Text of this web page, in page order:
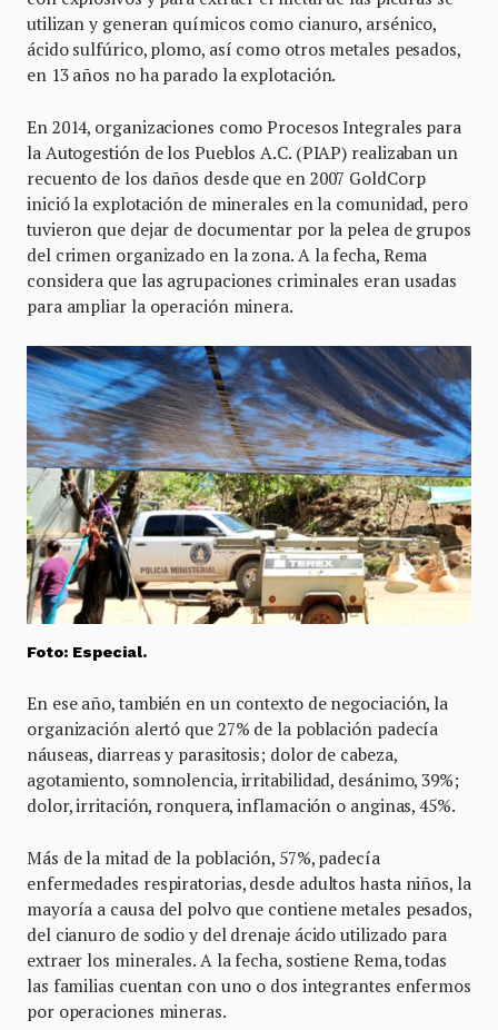
utilizan y generan químicos como cianuro, arsénico,
ácido sulfúrico, plomo, así como otros metales pesados,
en 13 años no ha parado la explotación.
En 2014, organizaciones como Procesos Integrales para
la Autogestión de los Pueblos A.C. (PIAP) realizaban un
recuento de los daños desde que en 2007 GoldCorp
inició la explotación de minerales en la comunidad, pero
tuvieron que dejar de documentar por la pelea de grupos
del crimen organizado en la zona. A la fecha, Rema
considera que las agrupaciones criminales eran usadas
para ampliar la operación minera.
Foto: Especial.
En ese año, también en un contexto de negociación, la
organización alertó que 27% de la población padecía
náuseas, diarreas y parasitosis; dolor de cabeza,
agotamiento, somnolencia, irritabilidad, desánimo, 39%;
dolor, irritación, ronquera, inflamación o anginas, 45%.
Más de la mitad de la población, 57%, padecía
enfermedades respiratorias, desde adultos hasta niños, la
mayoría a causa del polvo que contiene metales pesados,
del cianuro de sodio y del drenaje ácido utilizado para
extraer los minerales. A la fecha, sostiene Rema, todas
las familias cuentan con uno o dos integrantes enfermos
por operaciones mineras.